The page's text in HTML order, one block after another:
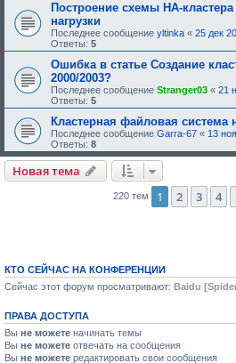
Построение схемы HA-
нагрузки
Последнее сообщение yltinka « 25 дек
Ответы: 5
Ошибка в статье Создание
2000/2003?
Последнее сообщение Stranger03 « 21
Ответы: 5
Кластерная файловая система
Последнее сообщение Garra-67 « 13
Ответы: 8
Новая тема
220 тем 1 2 3 4
КТО СЕЙЧАС НА КОНФЕРЕНЦИИ
Сейчас этот форум просматривают: Baidu
ПРАВА ДОСТУПА
Вы не можете начинать темы
Вы не можете отвечать на сообщения
Вы не можете редактировать свои сообщения